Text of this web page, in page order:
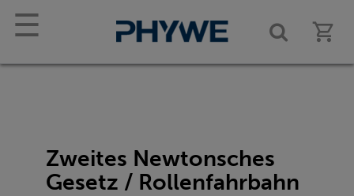
☰
Zweites Newtonsches
Gesetz / Rollenfahrbahn